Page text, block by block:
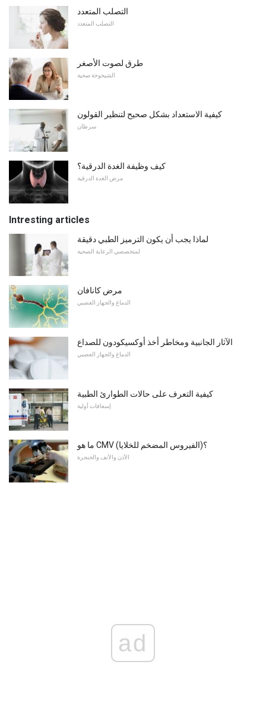
التصلب المتعدد
التصلب المتعدد
طرق لصوت الأصغر
الشيخوخة صحية
كيفية الاستعداد بشكل صحيح لتنظير القولون
سرطان
كيف وظيفة الغدة الدرقية؟
مرض الغدة الدرقية
Intresting articles
لماذا يجب أن يكون الترميز الطبي دقيقة
لمتخصصي الرعاية الصحية
مرض كانافان
الدماغ والجهاز العصبي
الآثار الجانبية ومخاطر أخذ أوكسيكودون للصداع
الدماغ والجهاز العصبي
كيفية التعرف على حالات الطوارئ الطبية
إسعافات أولية
ما هو CMV (الفيروس المضخم للخلايا)؟
الأذن والأنف والحنجرة
ad